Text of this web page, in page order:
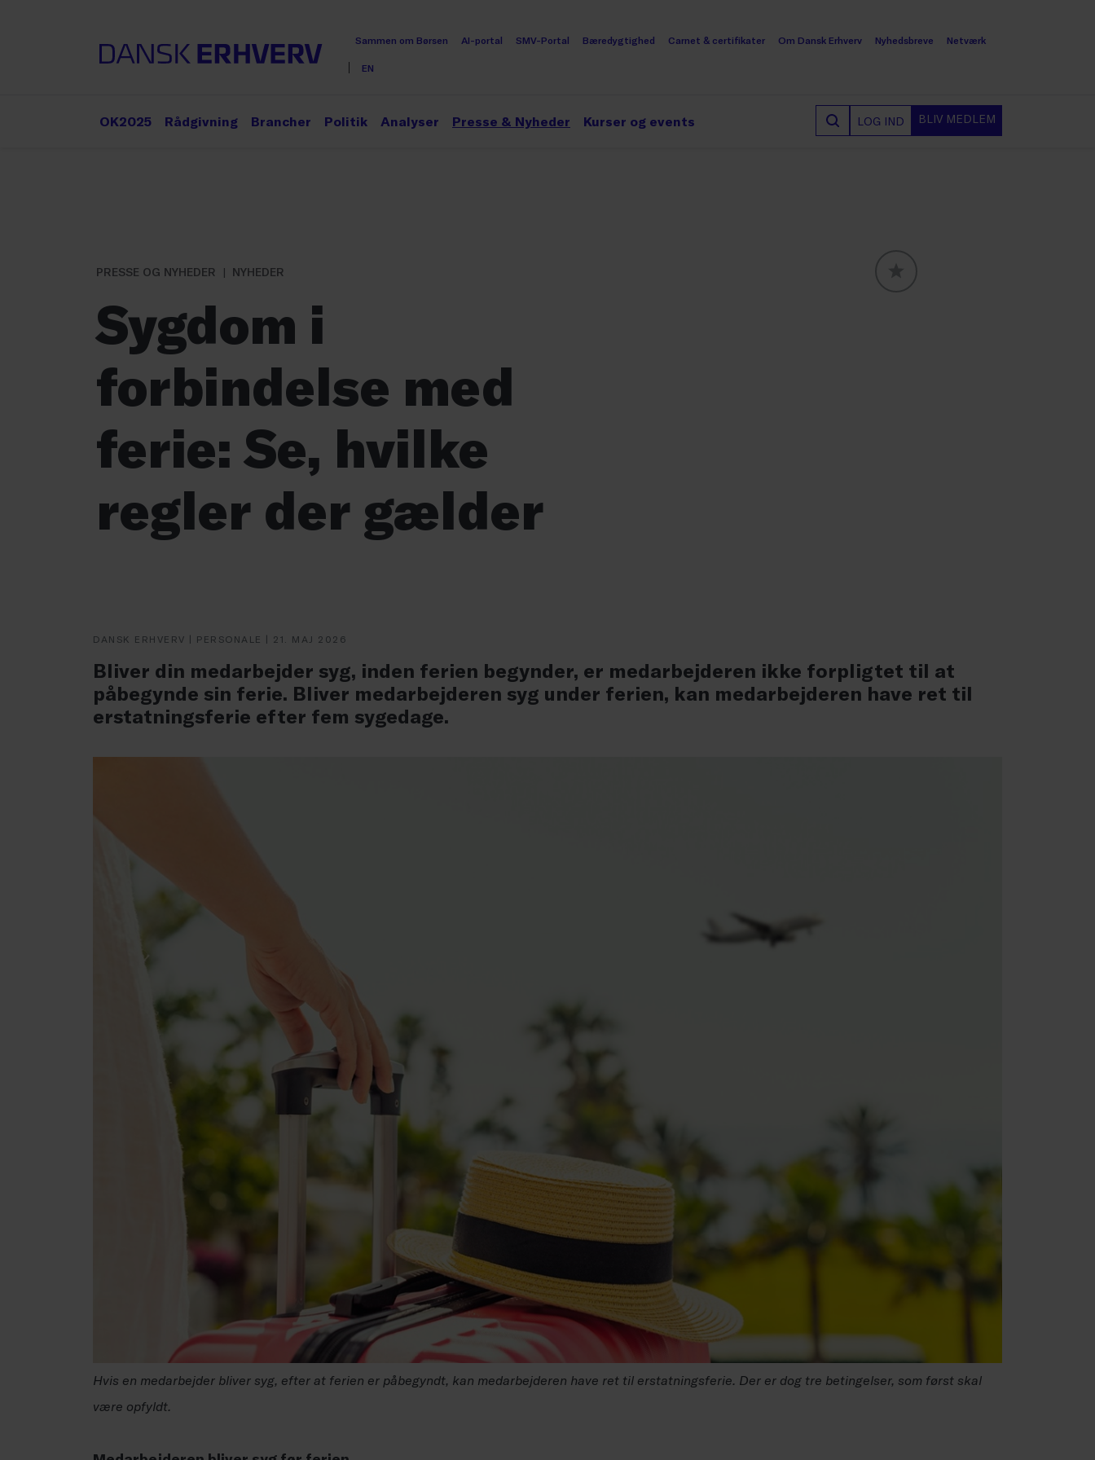
Sammen om Børsen AI-portal SMV-Portal Bæredygtighed Carnet & certifikater Om Dansk Erhverv Nyhedsbreve Netværk
EN
OK2025 Rådgivning Brancher Politik Analyser Presse & Nyheder Kurser og events LOG IND BLIV MEDLEM
PRESSE OG NYHEDER
NYHEDER
Sygdom i
forbindelse med
ferie: Se, hvilke
regler der gælder
DANSK ERHVERV | PERSONALE | 21. MAJ 2026
Bliver din medarbejder syg, inden ferien begynder, er medarbejderen ikke forpligtet til at
påbegynde sin ferie. Bliver medarbejderen syg under ferien, kan medarbejderen have ret til
erstatningsferie efter fem sygedage.
Hvis en medarbejder bliver syg, efter at ferien er påbegyndt, kan medarbejderen have ret til erstatningsferie. Der er dog tre betingelser, som først skal
være opfyldt.